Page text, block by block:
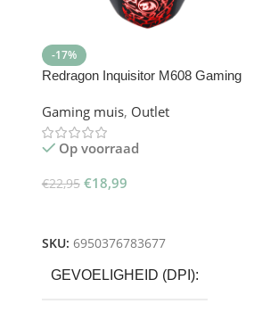
-17%
Redragon Inquisitor M608 Gaming
Gaming muis, Outlet
Op voorraad
€22,95 €18,99
SKU: 6950376783677
GEVOELIGHEID (DPI)